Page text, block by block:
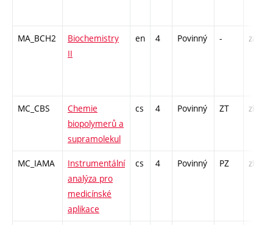
MA_BCH2
Biochemistry
II
en 4 Povinný - zá,zk
MC_CBS
Chemie
biopolymerů a
supramolekul
cs 4 Povinný ZT zk
MC_IAMA
Instrumentální
analýza pro
medicínské
aplikace
cs 4 Povinný PZ zk